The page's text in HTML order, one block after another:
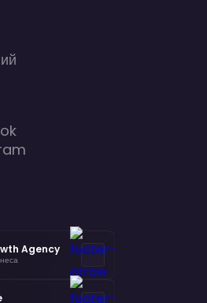
Agency